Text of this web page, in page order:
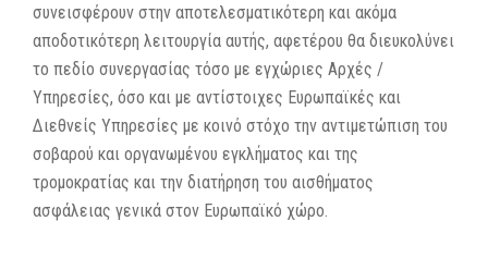
συνεισφέρουν στην αποτελεσματικότερη και ακόμα
αποδοτικότερη λειτουργία αυτής, αφετέρου θα διευκολύνει
το πεδίο συνεργασίας τόσο με εγχώριες Αρχές /
Υπηρεσίες, όσο και με αντίστοιχες Ευρωπαϊκές και
Διεθνείς Υπηρεσίες με κοινό στόχο την αντιμετώπιση του
σοβαρού και οργανωμένου εγκλήματος και της
τρομοκρατίας και την διατήρηση του αισθήματος
ασφάλειας γενικά στον Ευρωπαϊκό χώρο.